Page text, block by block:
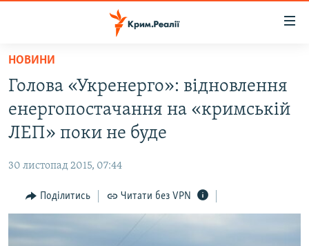
Перейти
основного
матеріалу
Перейти
до
основної
Перейти
до
пошуку
ВІДЕО ТА ФОТО
БЛОГИ
ПОГЛЯД
ІНТЕРВ'Ю
НОВИНИ
Голова «Укренерго»: відновлення
енергопостачання на «кримській
ЛЕП» поки не буде
30 листопад 2015, 07:44
Поділитись Читати без VPN